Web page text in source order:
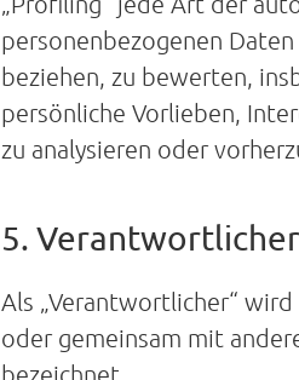
personenbezogenen
beziehen, zu bewerten,
persönliche Vorlieben,
zu analysieren oder
5. Verantwortlicher
Als „Verantwortlicher“
oder gemeinsam mit
bezeichnet.